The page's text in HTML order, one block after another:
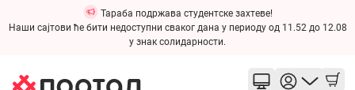
Тараба подржава студентске захтеве!
Наши сајтови ће бити недоступни сваког дана у периоду од 11.52 до 12.08
у знак солидарности.